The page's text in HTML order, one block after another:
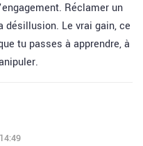
Réclamer un
désillusion. Le vrai gain, ce
tu passes à apprendre, à